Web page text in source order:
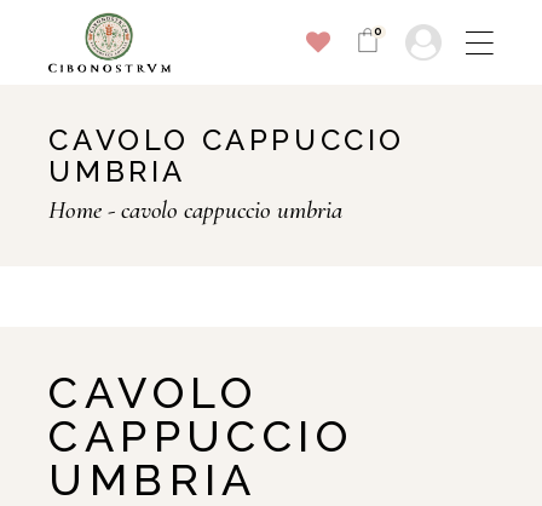
0
CAVOLO CAPPUCCIO
UMBRIA
Home cavolo cappuccio umbria
CAVOLO
CAPPUCCIO
UMBRIA